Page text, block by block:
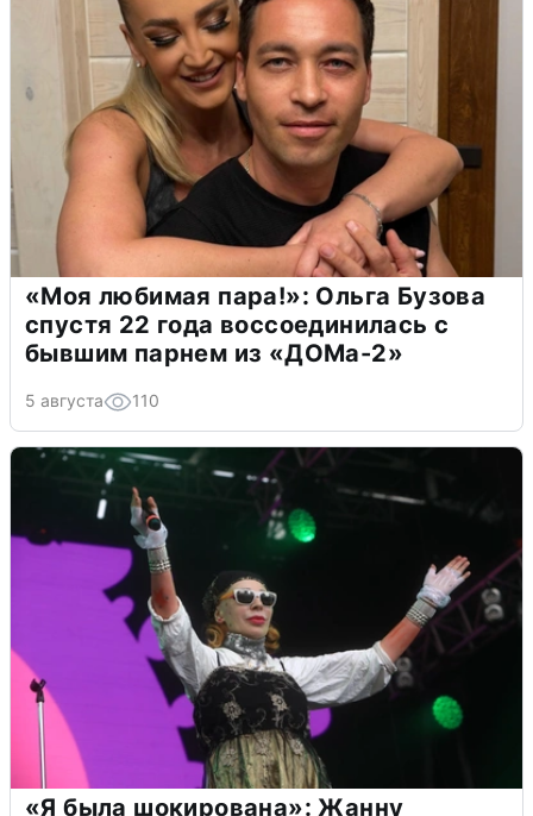
«Моя любимая пара!»: Ольга Бузова
спустя 22 года воссоединилась с
бывшим парнем из «ДОМа-2»
5 августа 110
«Я была шокирована»: Жанну